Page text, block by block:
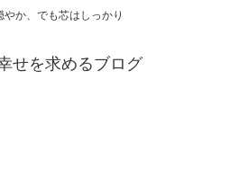
やか、でも芯はしっかり
せを求めるブログ